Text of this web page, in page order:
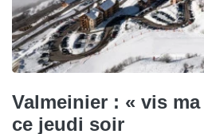
Valmeinier : « vis
ce jeudi soir